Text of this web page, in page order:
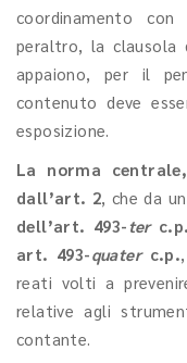
coordinamento
peraltro, la clausola
appaiono, per il
contenuto deve
esposizione.
La norma
dall’art. 2, che da
dell’art. 493-ter
art. 493-quaterc.p.
reati volti a
relative agli
contante.